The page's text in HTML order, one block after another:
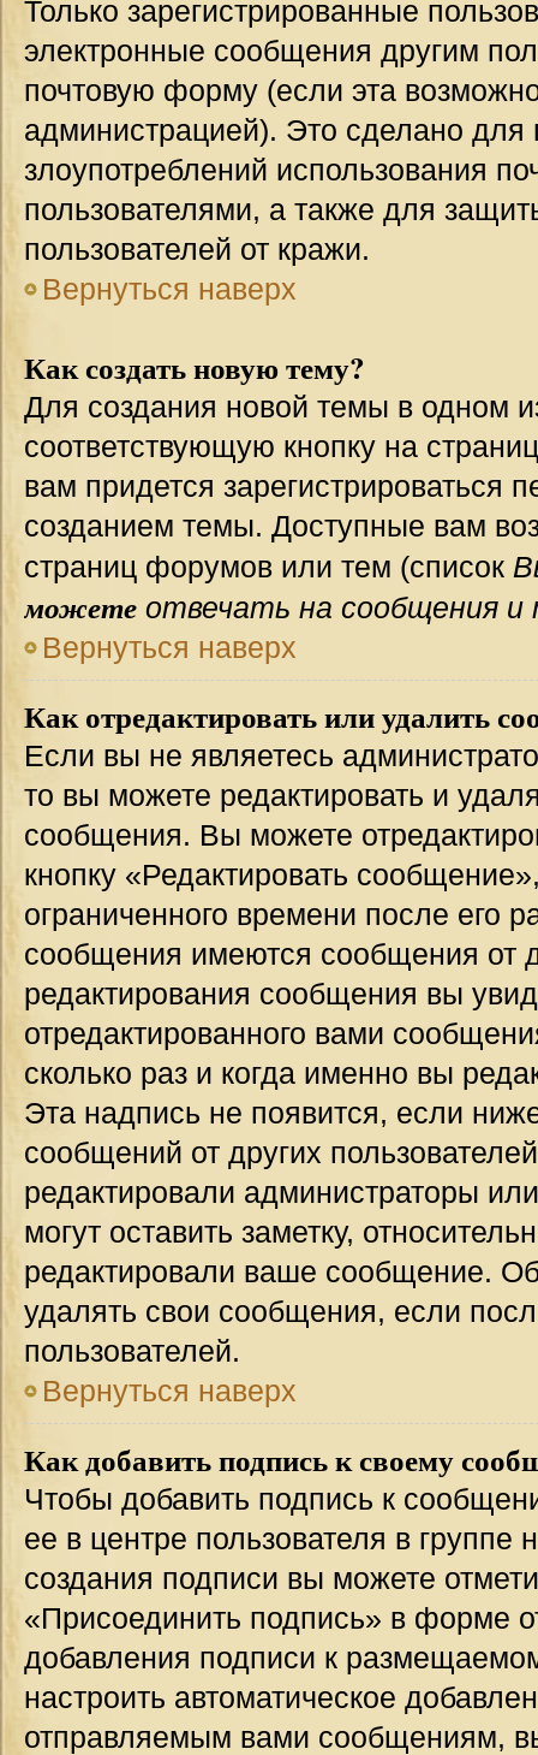
Только зарегистрированные
электронные сообщения другим
почтовую форму (если эта
администрацией). Это сделано для
злоупотреблений использования
пользователями, а также для
пользователей от кражи.
Вернуться наверх
Как создать новую тему?
Для создания новой темы в одном
соответствующую кнопку на
вам придется зарегистрироваться
созданием темы. Доступные вам
страниц форумов или тем (список
можете отвечать на сообщения и
Вернуться наверх
Как отредактировать или удалить
Если вы не являетесь
то вы можете редактировать и
сообщения. Вы можете
кнопку «Редактировать
ограниченного времени после его
сообщения имеются сообщения от
редактирования сообщения вы
отредактированного вами
сколько раз и когда именно вы
Эта надпись не появится, если
сообщений от других
редактировали администраторы
могут оставить заметку,
редактировали ваше сообщение.
удалять свои сообщения, если
пользователей.
Вернуться наверх
Как добавить подпись к своему
Чтобы добавить подпись к
ее в центре пользователя в
создания подписи вы можете
«Присоединить подпись» в форме
добавления подписи к
настроить автоматическое
отправляемым вами сообщениям,